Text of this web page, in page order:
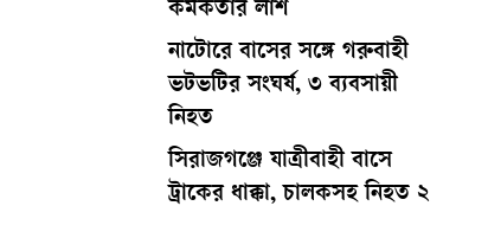
কর্মকর্তার লাশ
নাটোরে বাসের সঙ্গে গরুবাহী
ভটভটির সংঘর্ষ, ৩ ব্যবসায়ী
নিহত
সিরাজগঞ্জে যাত্রীবাহী বাসে
ট্রাকের ধাক্কা, চালকসহ নিহত ২